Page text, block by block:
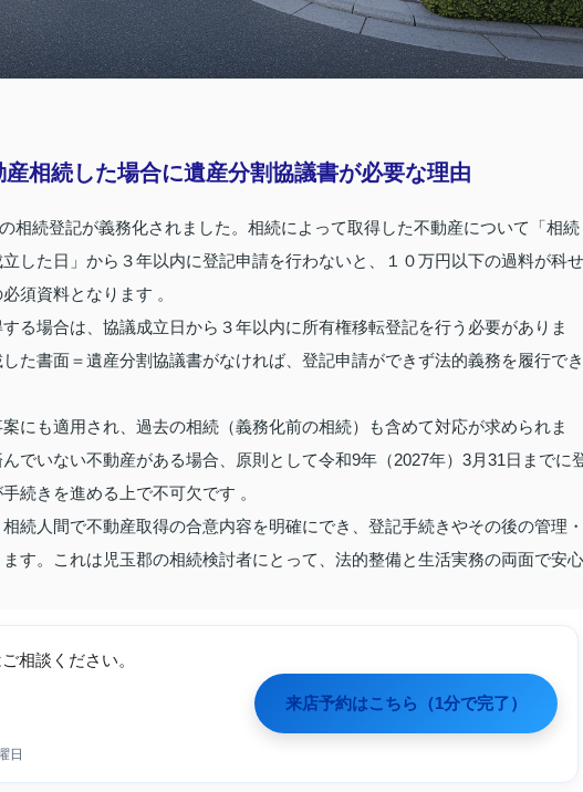
相続した場合に遺産分割協議書が必要な理由
相続登記が義務化されました。相続によって取得した不動産について「相続
した日」から３年以内に登記申請を行わないと、１０万円以下の過料が科せ
須資料となります 。
る場合は、協議成立日から３年以内に所有権移転登記を行う必要がありま
た書面＝遺産分割協議書がなければ、登記申請ができず法的義務を履行でき
にも適用され、過去の相続（義務化前の相続）も含めて対応が求められま
でいない不動産がある場合、原則として令和9年（2027年）3月31日までに
続きを進める上で不可欠です 。
続人間で不動産取得の合意内容を明確にでき、登記手続きやその後の管理・
す。これは児玉郡の相続検討者にとって、法的整備と生活実務の両面で安心
相談ください。
日
来店予約はこちら（1分で完了）